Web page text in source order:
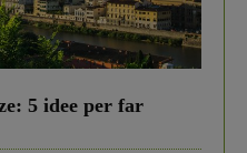
5 idee per far